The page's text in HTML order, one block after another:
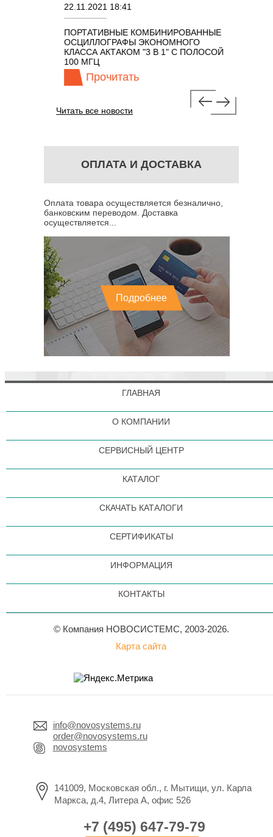
22.11.2021 18:41
ПОРТАТИВНЫЕ КОМБИНИРОВАННЫЕ
ОСЦИЛЛОГРАФЫ ЭКОНОМНОГО
КЛАССА АКТАКОМ "3 В 1" С ПОЛОСОЙ
100 МГЦ
Прочитать
Читать все новости
ОПЛАТА И ДОСТАВКА
Оплата товара осуществляется безналично,
банковским переводом. Доставка
осуществляется...
Подробнее
ГЛАВНАЯ
О КОМПАНИИ
СЕРВИСНЫЙ ЦЕНТР
КАТАЛОГ
СКАЧАТЬ КАТАЛОГИ
СЕРТИФИКАТЫ
ИНФОРМАЦИЯ
КОНТАКТЫ
© Компания НОВОСИСТЕМС, 2003-2026.
Карта сайта
info@novosystems.ru
order@novosystems.ru
novosystems
141009, Московская обл., г. Мытищи, ул. Карла
Маркса, д.4, Литера А, офис 526
+7 (495) 647-79-79